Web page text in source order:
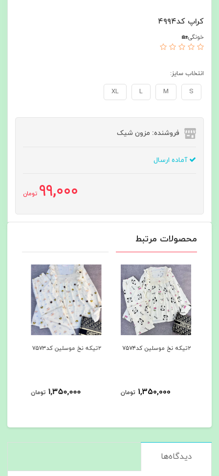
کراپ کد۴۹۹۴
خونگی🏡
انتخاب سایز:
S
M
L
XL
فروشنده: مزون شیک
آماده ارسال
99,000 تومان
محصولات مرتبط
۲تیکه نخ موسلین کد۷۵۷۳
1,350,000 تومان
۳تیکه کد۷۵۶۲
963,000 تومان
دیدگاه‌ها